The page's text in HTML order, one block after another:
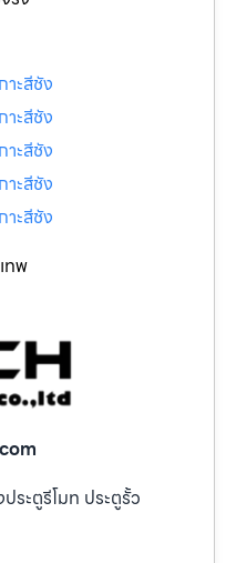
าะสีชัง
าะสีชัง
าะสีชัง
าะสีชัง
าะสีชัง
ทพ
ระตูรีโมท ประตูรั้ว